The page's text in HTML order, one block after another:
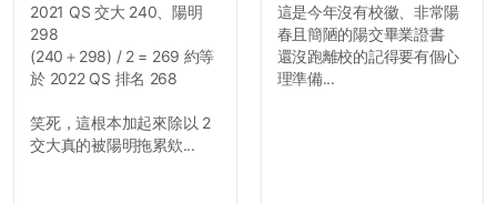
2021 QS 交大 240、陽明
298
(240＋298) / 2 = 269 約等
於 2022 QS 排名 268
笑死，這根本加起來除以 2
交大真的被陽明拖累欸...
這是今年沒有校徽、非常陽
春且簡陋的陽交畢業證書
還沒跑離校的記得要有個心
理準備...